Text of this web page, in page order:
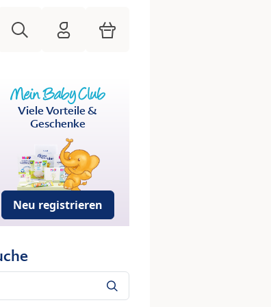
HiPP Mein Babyclub
Warenkorb
Viele Vorteile &
Geschenke
Neu registrieren